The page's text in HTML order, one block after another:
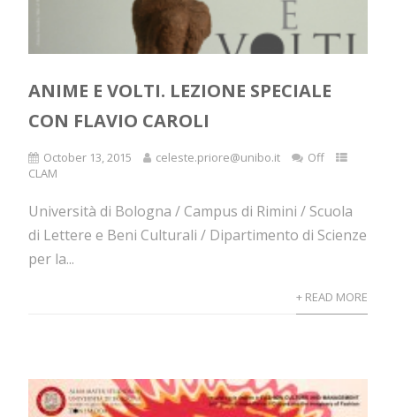
ANIME E VOLTI. LEZIONE SPECIALE
CON FLAVIO CAROLI
October 13, 2015 celeste.priore@unibo.it
Off
CLAM
Università di Bologna / Campus di Rimini / Scuola
di Lettere e Beni Culturali / Dipartimento di Scienze
per la...
+ READ MORE